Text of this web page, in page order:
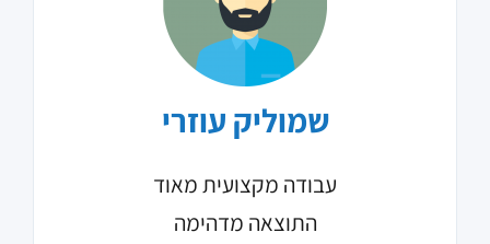
שמוליק עוזרי
עבודה מקצועית מאוד
התוצאה מדהימה